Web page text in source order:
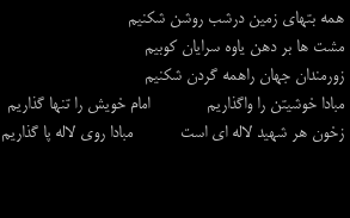
همه بتهای زمین درشب روشن شکنیم
مشت ها بر دهن یاوه سرایان کوبیم
زورمندان جهان راهمه گردن شکنیم
مبادا خوشیتن را واگذاریم امام خويش را تنها گذاریم
زخون هر شهید لاله ای است مبادا روی لاله پا گذاریم​​​​​​​